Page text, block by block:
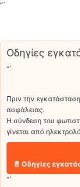
“`
Οδηγίες
“`
Πριν την
ασφάλειας.
Η σύνδεση του
γίνεται από
📄 Οδηγίες
“`